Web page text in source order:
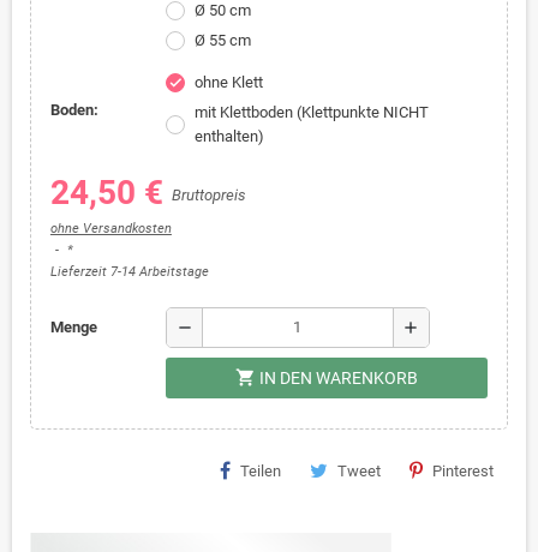
Ø 50 cm
Ø 55 cm
Boden:
check
ohne Klett
mit Klettboden (Klettpunkte NICHT
enthalten)
24,50 € Bruttopreis
ohne Versandkosten
*
Lieferzeit 7-14 Arbeitstage
Menge remove add
shopping_cart IN DEN WARENKORB
Teilen Tweet Pinterest